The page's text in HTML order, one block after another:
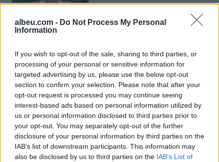
albeu.com - Do Not Process My Personal
Information
If you wish to opt-out of the sale, sharing to third parties, or
processing of your personal or sensitive information for
targeted advertising by us, please use the below opt-out
section to confirm your selection. Please note that after your
opt-out request is processed you may continue seeing
interest-based ads based on personal information utilized by
us or personal information disclosed to third parties prior to
your opt-out. You may separately opt-out of the further
disclosure of your personal information by third parties on the
IAB’s list of downstream participants. This information may
also be disclosed by us to third parties on the IAB’s List of
dhe flakët u përhapën drejt
malit